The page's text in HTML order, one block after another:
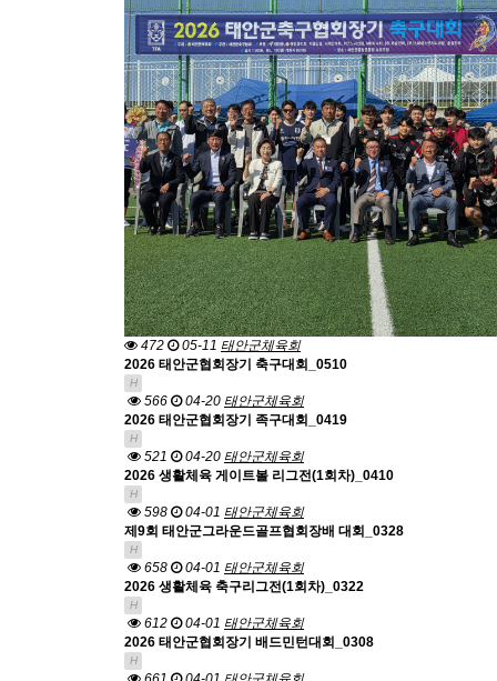
472 05-11 태안군체육회
2026 태안군협회장기 축구대회_0510
H
566 04-20 태안군체육회
2026 태안군협회장기 족구대회_0419
H
521 04-20 태안군체육회
2026 생활체육 게이트볼 리그전(1회차)_0410
H
598 04-01 태안군체육회
제9회 태안군그라운드골프협회장배 대회_0328
H
658 04-01 태안군체육회
2026 생활체육 축구리그전(1회차)_0322
H
612 04-01 태안군체육회
2026 태안군협회장기 배드민턴대회_0308
H